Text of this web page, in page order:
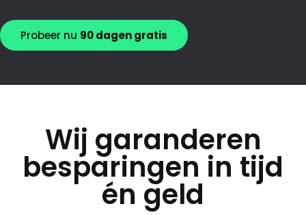
Probeer nu 90 dagen gratis
Wij garanderen
besparingen in tijd
én geld